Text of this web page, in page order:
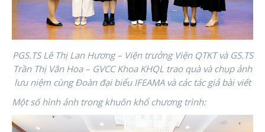
PGS.TS Lê Thị Lan Hương – Viện trưởng Viện QTKT và GS.TS
Trần Thị Vân Hoa – GVCC Khoa KHQL trao quà và chụp ảnh
lưu niệm cùng Đoàn đại biểu IFEAMA và các tác giả bài viết
Một số hình ảnh trong khuôn khổ chương trình: